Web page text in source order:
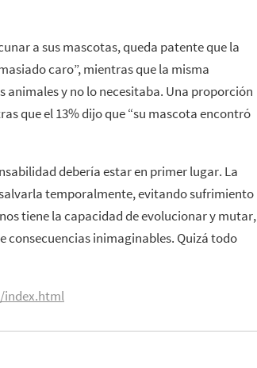
a sus mascotas, queda patente que la
caro”, mientras que la misma
y no lo necesitaba. Una proporción
que el 13% dijo que “su mascota encontró
debería estar en primer lugar. La
temporalmente, evitando sufrimiento
tiene la capacidad de evolucionar y mutar,
inimaginables. Quizá todo
index.html